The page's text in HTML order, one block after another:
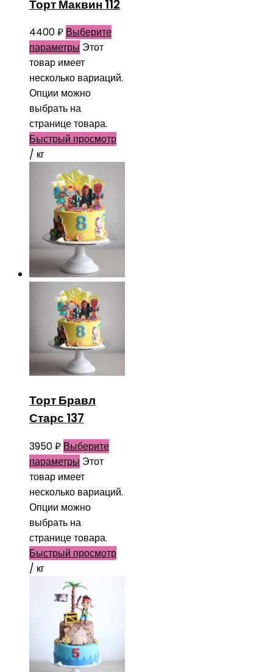
Торт Маквин 112
4400₽ Выберите
параметры Этот
товар имеет
несколько вариаций.
Опции можно
выбрать на
странице товара.
Быстрый просмотр
/ кг
Торт Бравл
Старс 137
3950₽ Выберите
параметры Этот
товар имеет
несколько вариаций.
Опции можно
выбрать на
странице товара.
Быстрый просмотр
/ кг